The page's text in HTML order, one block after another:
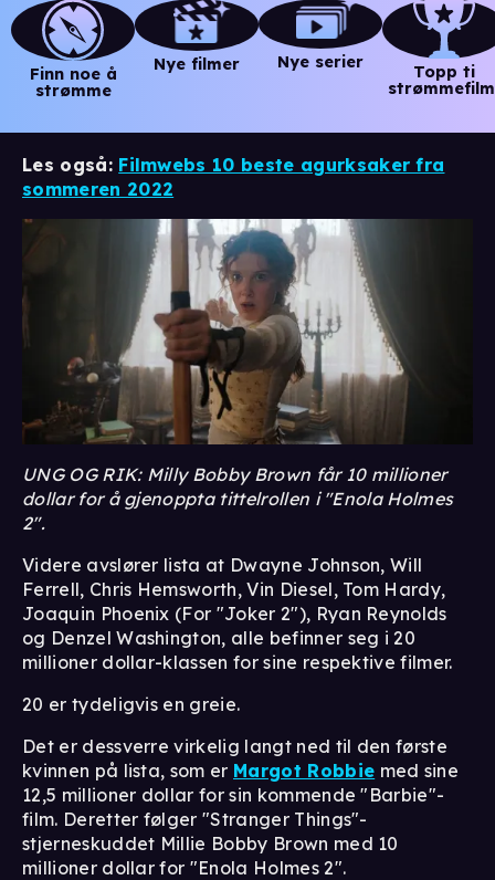
Finn noe å
strømme
Nye filmer Nye serier
Topp ti
Les også: Filmwebs 10 beste agurksaker fra
sommeren 2022
UNG OG RIK: Milly Bobby Brown får 10 millioner
dollar for å gjenoppta tittelrollen i "Enola Holmes
2".
Videre avslører lista at Dwayne Johnson, Will
Ferrell, Chris Hemsworth, Vin Diesel, Tom Hardy,
Joaquin Phoenix (For "Joker 2"), Ryan Reynolds
og Denzel Washington, alle befinner seg i 20
millioner dollar-klassen for sine respektive filmer.
20 er tydeligvis en greie.
Det er dessverre virkelig langt ned til den første
kvinnen på lista, som er Margot Robbie med sine
12,5 millioner dollar for sin kommende "Barbie"-
film. Deretter følger "Stranger Things"-
stjerneskuddet Millie Bobby Brown med 10
millioner dollar for "Enola Holmes 2".